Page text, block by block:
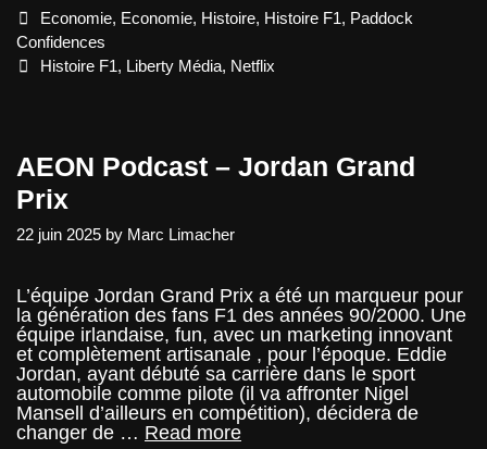
d’acheter
F1
Categories
Economie, Economie, Histoire, Histoire F1, Paddock
Confidences
Tags
Histoire F1, Liberty Média, Netflix
AEON Podcast – Jordan Grand
Prix
22 juin 2025 by Marc Limacher
L’équipe Jordan Grand Prix a été un marqueur pour
la génération des fans F1 des années 90/2000. Une
équipe irlandaise, fun, avec un marketing innovant
et complètement artisanale , pour l’époque. Eddie
Jordan, ayant débuté sa carrière dans le sport
automobile comme pilote (il va affronter Nigel
Mansell d’ailleurs en compétition), décidera de
changer de … Read moreAEON